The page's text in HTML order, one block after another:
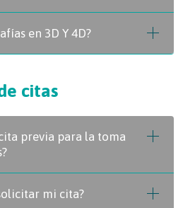
en 3D Y 4D?
citas
previa para la toma
mi cita?